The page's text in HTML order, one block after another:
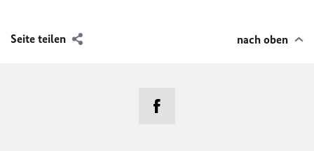
Seite teilen nach oben